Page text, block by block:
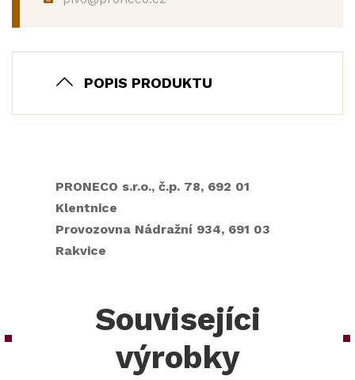
POPIS PRODUKTU
PRONECO s.r.o., č.p. 78, 692 01
Klentnice
Provozovna Nádražní 934, 691 03
Rakvice
Souvisejíci
výrobky